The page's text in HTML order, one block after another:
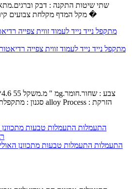
שתי שיטות התקנה : דבק
מקל המדף מקלחת צבועים קירות או טפט.נגד חלודה, עמיד �